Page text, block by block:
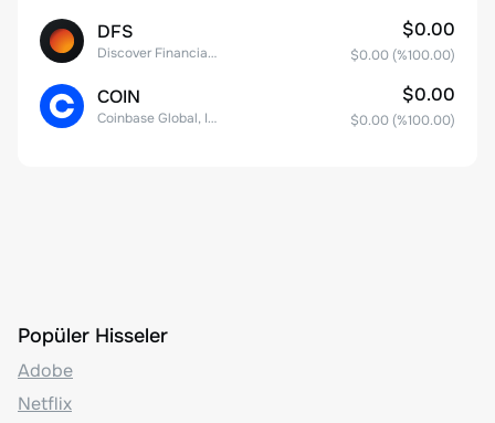
DFS
Discover Financial Services
$0.00
$0.00 (%100.00)
COIN
Coinbase Global, Inc. Class A Common Stock
$0.00
$0.00 (%100.00)
Popüler Hisseler
Adobe
Netflix